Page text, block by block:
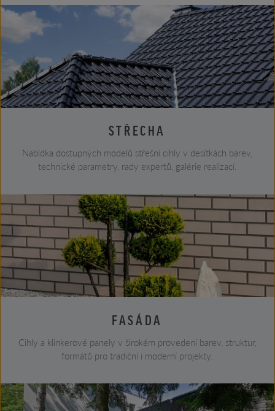
STŘECHA
Nabídka dostupných modelů střešní cihly v desítkách barev,
technické parametry, rady expertů, galérie realizací.
FASÁDA
Cihly a klinkerové panely v širokém provedení barev, struktur,
formátů pro tradiční i moderní projekty.